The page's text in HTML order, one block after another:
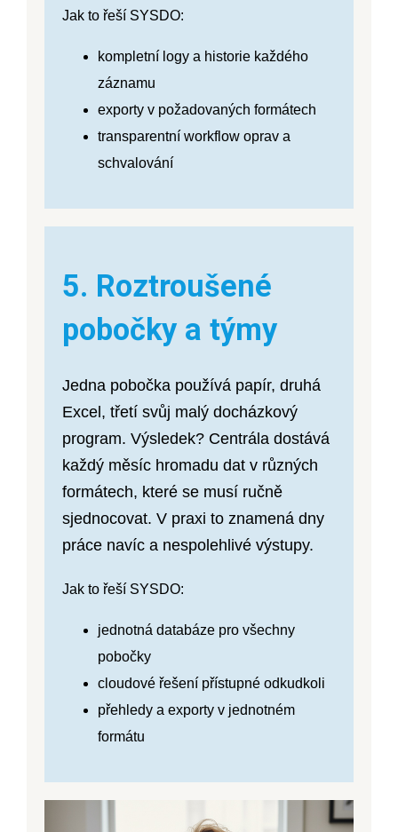
Jak to řeší SYSDO:
kompletní logy a historie každého
záznamu
exporty v požadovaných formátech
transparentní workflow oprav a
schvalování
5. Roztroušené
pobočky a týmy
Jedna pobočka používá papír, druhá
Excel, třetí svůj malý docházkový
program. Výsledek? Centrála dostává
každý měsíc hromadu dat v různých
formátech, které se musí ručně
sjednocovat. V praxi to znamená dny
práce navíc a nespolehlivé výstupy.
Jak to řeší SYSDO:
jednotná databáze pro všechny
pobočky
cloudové řešení přístupné odkudkoli
přehledy a exporty v jednotném
formátu